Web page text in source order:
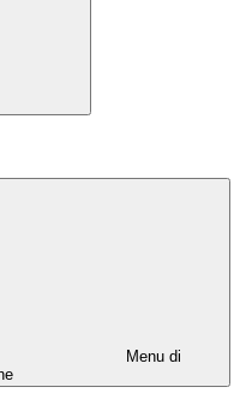
Menu di